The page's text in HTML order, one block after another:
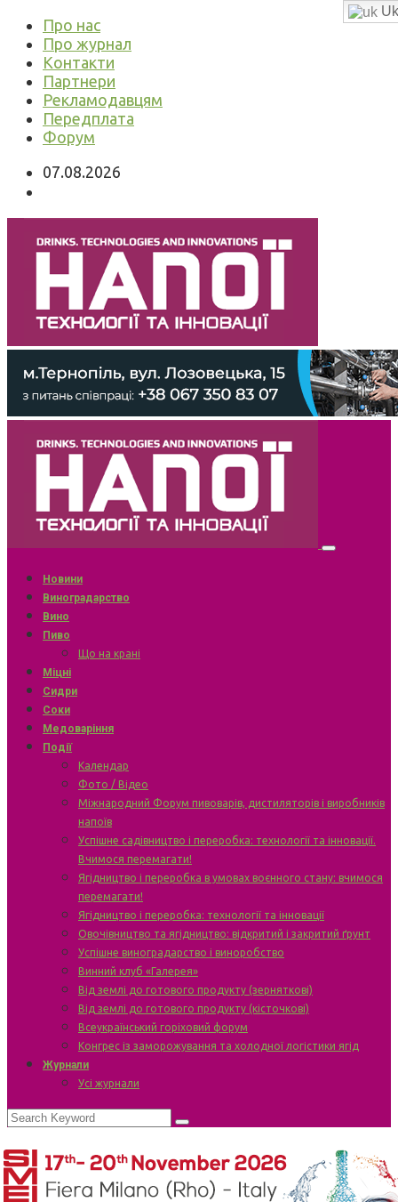
Про нас
Про журнал
Контакти
Партнери
Рекламодавцям
Передплата
Форум
07.08.2026
Новини
Виноградарство
Вино
Пиво
Що на крані
Міцні
Сидри
Соки
Медоваріння
Події
Календар
Фото / Відео
Міжнародний Форум пивоварів, дистиляторів і виробників
напоїв
Успішне садівництво і переробка: технології та інновації.
Вчимося перемагати!
Ягідництво і переробка в умовах воєнного стану: вчимося
перемагати!
Ягідництво і переробка: технології та інновації
Овочівництво та ягідництво: відкритий і закритий ґрунт
Успішне виноградарство і виноробство
Винний клуб «Галерея»
Від землі до готового продукту (зерняткові)
Від землі до готового продукту (кісточкові)
Всеукраїнський горіховий форум
Конгрес із заморожування та холодної логістики ягід
Журнали
Усі журнали